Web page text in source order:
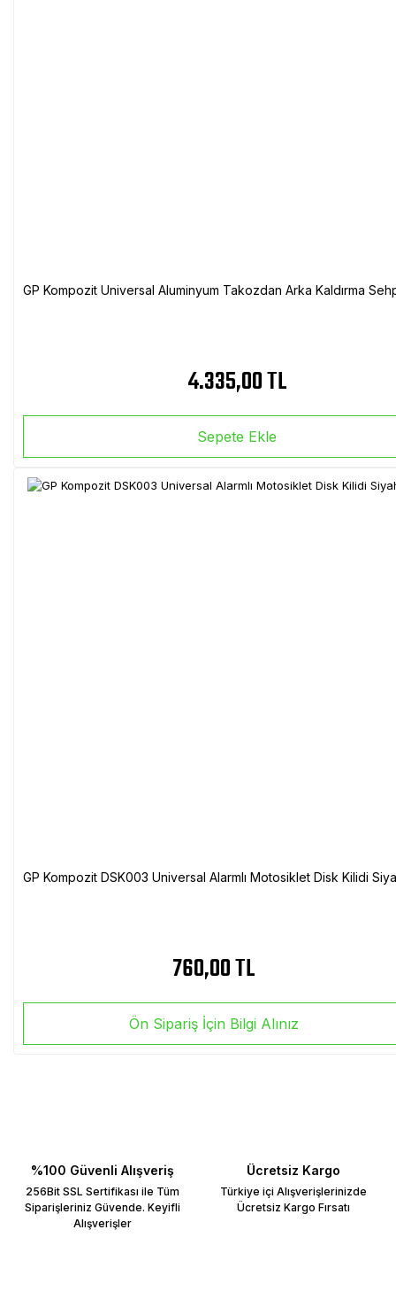
GP Kompozit Universal Aluminyum Takozdan Arka Kaldırma
4.335,00 TL
Sepete Ekle
GP Kompozit DSK003 Universal Alarmlı Motosiklet Disk Kilidi
760,00 TL
Ön Sipariş İçin Bilgi Alınız
%100 Güvenli Alışveriş
256Bit SSL Sertifikası ile Tüm
Siparişleriniz Güvende. Keyifli
Alışverişler
Ücretsiz Kargo
Türkiye içi Alışverişlerinizde
Ücretsiz Kargo Fırsatı